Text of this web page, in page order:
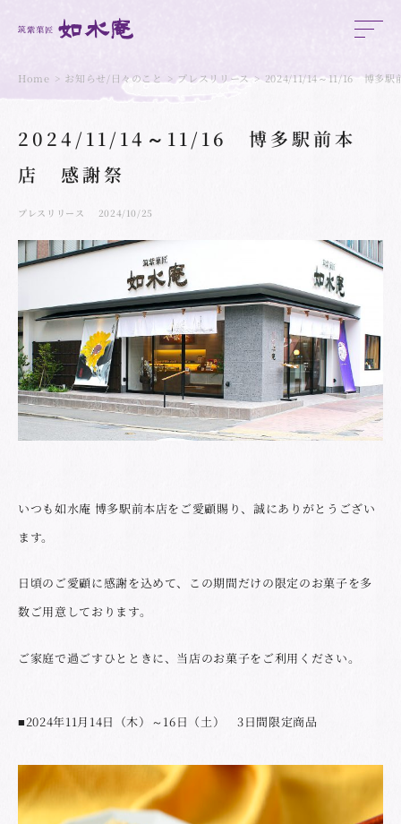
Home お知らせ/日々のこと プレスリリース 2024/11/14～11/16 博多
2024/11/14～11/16 博多駅前本
店 感謝祭
プレスリリース 2024/10/25
いつも如水庵 博多駅前本店をご愛顧賜り、誠にありがとうござい
ます。
日頃のご愛顧に感謝を込めて、この期間だけの限定のお菓子を多
数ご用意しております。
ご家庭で過ごすひとときに、当店のお菓子をご利用ください。
■2024年11月14日（木）～16日（土） 3日間限定商品